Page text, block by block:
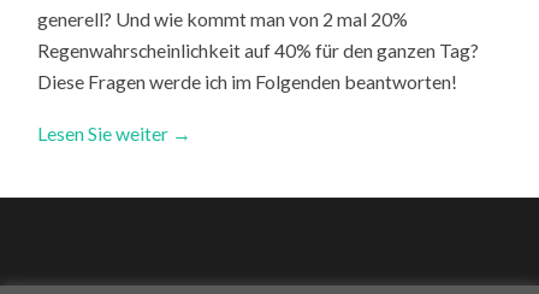
generell? Und wie kommt man von 2 mal 20%
Regenwahrscheinlichkeit auf 40% für den ganzen Tag?
Diese Fragen werde ich im Folgenden beantworten!
Lesen Sie weiter →